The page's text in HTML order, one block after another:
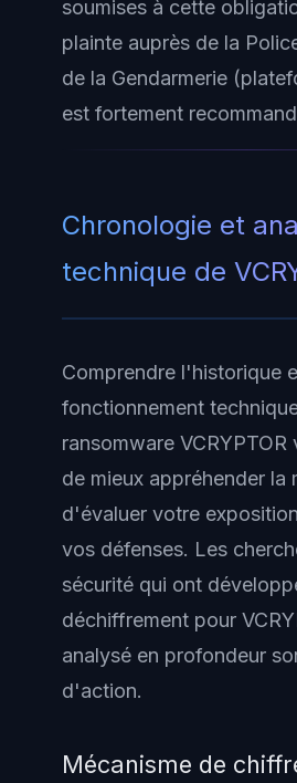
soumises à cette
plainte auprès de la
de la Gendarmerie
est fortement
Chronologie et
technique de
Comprendre l'historique
fonctionnement
ransomware VCRYPTOR
de mieux appréhender la
d'évaluer votre
vos défenses. Les
sécurité qui ont
déchiffrement pour
analysé en profondeur
d'action.
Mécanisme de